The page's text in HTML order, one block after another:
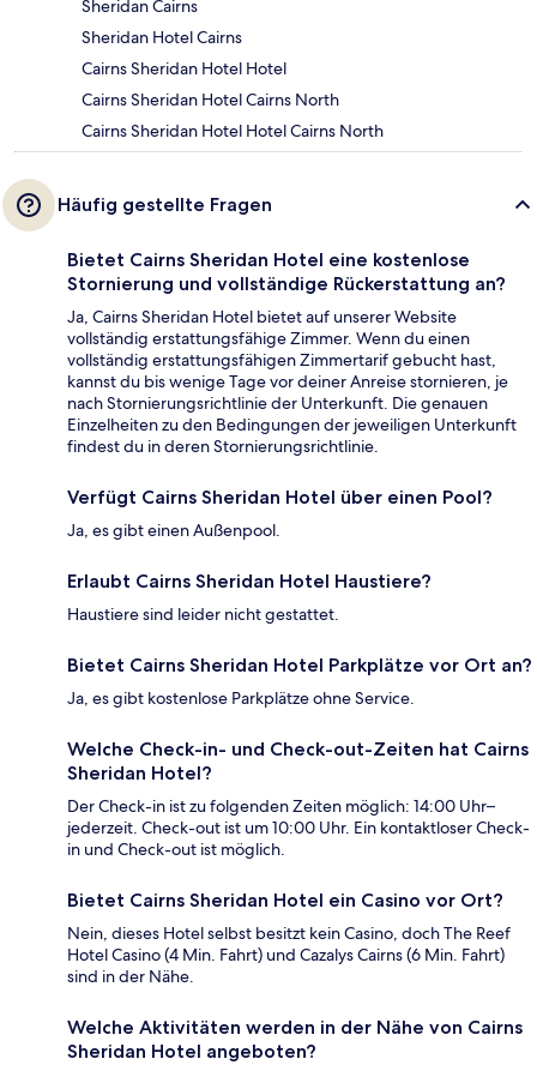
Sheridan Cairns
Sheridan Hotel Cairns
Cairns Sheridan Hotel Hotel
Cairns Sheridan Hotel Cairns North
Cairns Sheridan Hotel Hotel Cairns North
Häufig gestellte Fragen
Bietet Cairns Sheridan Hotel eine kostenlose
Stornierung und vollständige Rückerstattung an?
Ja, Cairns Sheridan Hotel bietet auf unserer Website
vollständig erstattungsfähige Zimmer. Wenn du einen
vollständig erstattungsfähigen Zimmertarif gebucht hast,
kannst du bis wenige Tage vor deiner Anreise stornieren, je
nach Stornierungsrichtlinie der Unterkunft. Die genauen
Einzelheiten zu den Bedingungen der jeweiligen Unterkunft
findest du in deren Stornierungsrichtlinie.
Verfügt Cairns Sheridan Hotel über einen Pool?
Ja, es gibt einen Außenpool.
Erlaubt Cairns Sheridan Hotel Haustiere?
Haustiere sind leider nicht gestattet.
Bietet Cairns Sheridan Hotel Parkplätze vor Ort an?
Ja, es gibt kostenlose Parkplätze ohne Service.
Welche Check-in- und Check-out-Zeiten hat Cairns
Sheridan Hotel?
Der Check-in ist zu folgenden Zeiten möglich: 14:00 Uhr–
jederzeit. Check-out ist um 10:00 Uhr. Ein kontaktloser Check-
in und Check-out ist möglich.
Bietet Cairns Sheridan Hotel ein Casino vor Ort?
Nein, dieses Hotel selbst besitzt kein Casino, doch The Reef
Hotel Casino (4 Min. Fahrt) und Cazalys Cairns (6 Min. Fahrt)
sind in der Nähe.
Welche Aktivitäten werden in der Nähe von Cairns
Sheridan Hotel angeboten?